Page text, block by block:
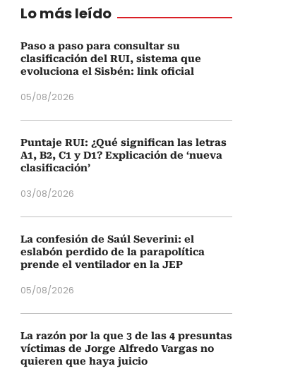
Lo más leído
Paso a paso para consultar su
clasificación del RUI, sistema que
evoluciona el Sisbén: link oficial
05/08/2026
Puntaje RUI: ¿Qué significan las letras
A1, B2, C1 y D1? Explicación de ‘nueva
clasificación’
03/08/2026
La confesión de Saúl Severini: el
eslabón perdido de la parapolítica
prende el ventilador en la JEP
05/08/2026
La razón por la que 3 de las 4 presuntas
víctimas de Jorge Alfredo Vargas no
quieren que haya juicio